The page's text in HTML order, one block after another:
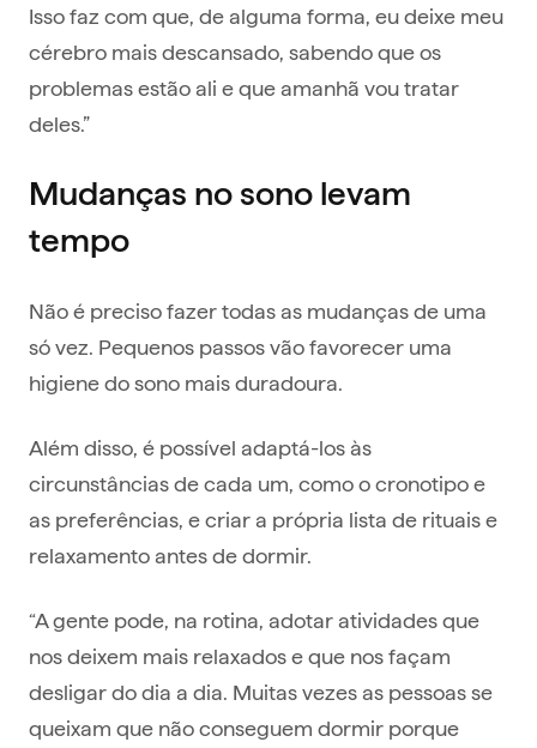
Isso faz com que, de alguma forma, eu deixe meu
cérebro mais descansado, sabendo que os
problemas estão ali e que amanhã vou tratar
deles.”
Mudanças no sono levam
tempo
Não é preciso fazer todas as mudanças de uma
só vez. Pequenos passos vão favorecer uma
higiene do sono mais duradoura.
Além disso, é possível adaptá-los às
circunstâncias de cada um, como o cronotipo e
as preferências, e criar a própria lista de rituais e
relaxamento antes de dormir.
“A gente pode, na rotina, adotar atividades que
nos deixem mais relaxados e que nos façam
desligar do dia a dia. Muitas vezes as pessoas se
queixam que não conseguem dormir porque